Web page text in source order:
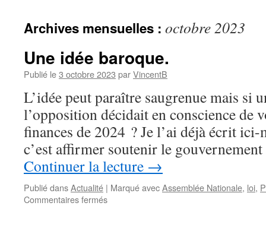
Archives mensuelles : octobre 2023
Une idée baroque.
Publié le3 octobre 2023 parVincentB
L’idée peut paraître saugrenue mais si
l’opposition décidait en conscience de
finances de 2024 ? Je l’ai déjà écrit
c’est affirmer soutenir le
Continuer la lecture →
Publié dansActualité | Marqué avecAssemblée Nationale, loi,
Commentaires fermés